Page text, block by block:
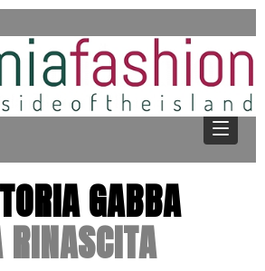
GABBA
RINASCITA